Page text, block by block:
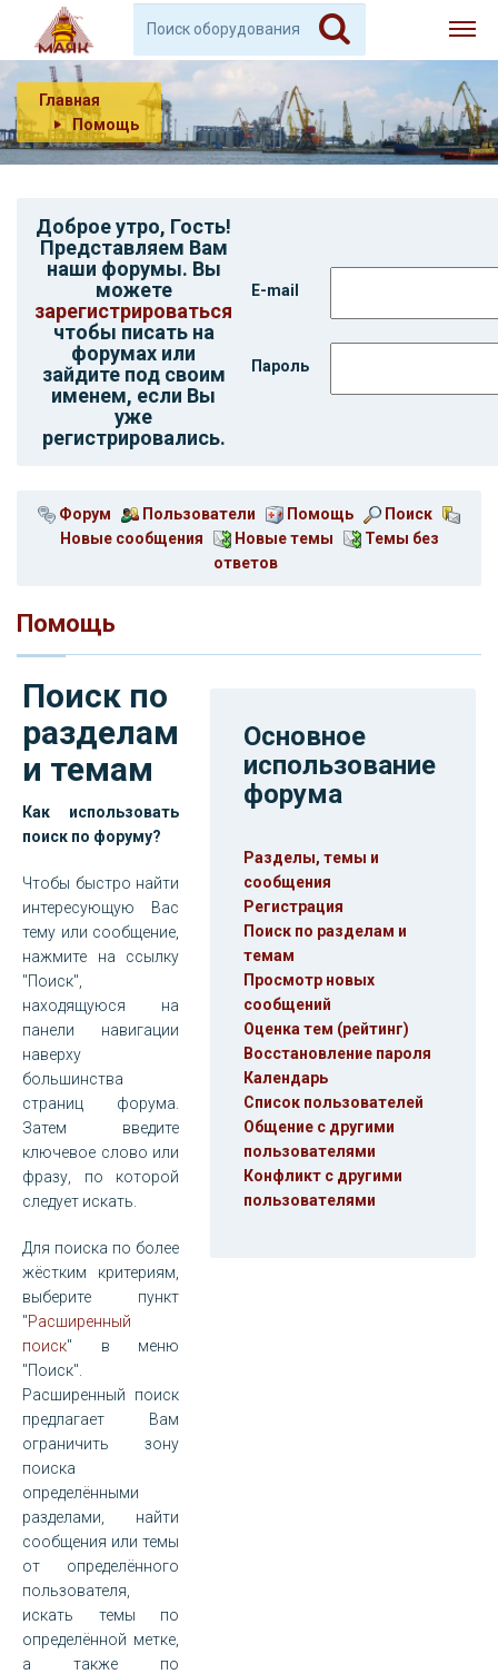
Главная
Помощь
Доброе утро, Гость!
Представляем Вам
наши форумы. Вы
можете
зарегистрироваться
чтобы писать на
форумах или
зайдите под своим
именем, если Вы
уже
регистрировались.
E-mail
Пароль
Форум Пользователи Помощь
Поиск
Новые сообщения
Новые темы
Темы без
ответов
Помощь
Поиск по
разделам
и темам
Как использовать
поиск по форуму?
Чтобы быстро найти
интересующую Вас
тему или сообщение,
нажмите на ссылку
"Поиск",
находящуюся на
панели навигации
наверху
большинства
страниц форума.
Затем введите
ключевое слово или
фразу, по которой
следует искать.
Для поиска по более
жёстким критериям,
выберите пункт
"Расширенный
поиск" в меню
"Поиск".
Расширенный поиск
предлагает Вам
ограничить зону
поиска
определёнными
разделами, найти
сообщения или темы
от определённого
пользователя,
искать темы по
определённой метке,
а также по
Основное
использование
форума
Разделы, темы и
сообщения
Регистрация
Поиск по разделам и
темам
Просмотр новых
сообщений
Оценка тем (рейтинг)
Восстановление пароля
Календарь
Список пользователей
Общение с другими
пользователями
Конфликт с другими
пользователями